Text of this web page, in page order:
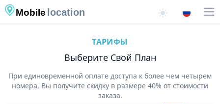
Mobile location
ТАРИФЫ
Выберите Свой План
При единовременной оплате доступа к более чем четырем
номера, Вы получите скидку в размере 40% от стоимости
заказа.